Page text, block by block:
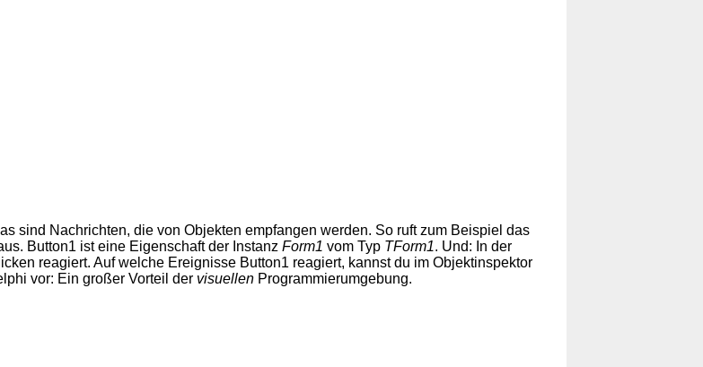
sind Nachrichten, die von Objekten empfangen werden. So ruft zum Beispiel das
Button1 ist eine Eigenschaft der Instanz Form1 vom Typ TForm1. Und: In der
reagiert. Auf welche Ereignisse Button1 reagiert, kannst du im Objektinspektor
vor: Ein großer Vorteil der visuellen Programmierumgebung.